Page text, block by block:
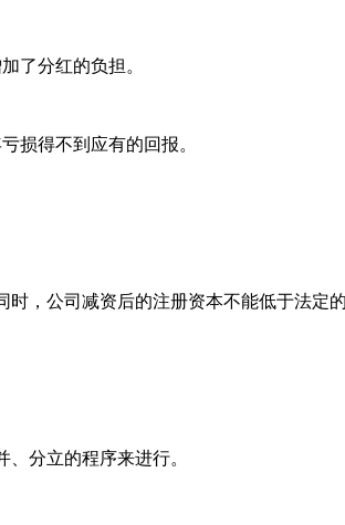
了分红的负担。
损得不到应有的回报。
，公司减资后的注册资本不能低于法定的
分立的程序来进行。